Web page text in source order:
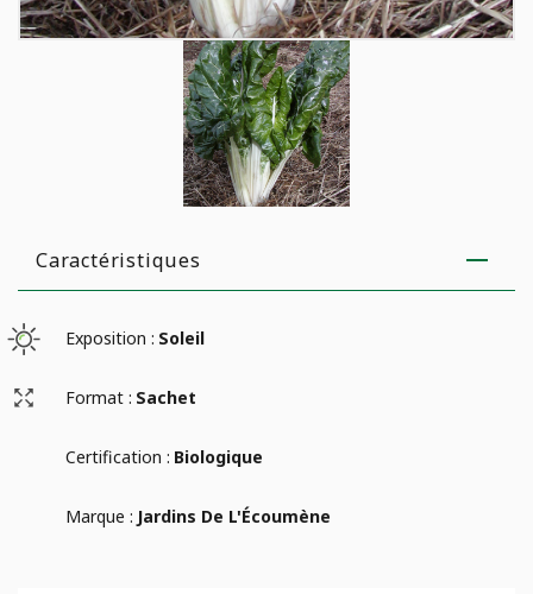
Caractéristiques
Exposition : Soleil
Format : Sachet
Certification : Biologique
Marque : Jardins De L'Écoumène